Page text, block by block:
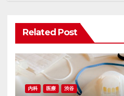
ン
Related Post
内科 医療 渋谷